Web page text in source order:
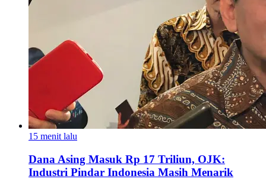
15 menit lalu
Dana Asing Masuk Rp 17 Triliun, OJK:
Industri Pindar Indonesia Masih Menarik